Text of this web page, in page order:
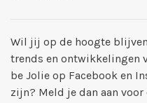
Wil jij op de hoogte
trends en ontwikkelingen
be Jolie op Facebook en
zijn? Meld je dan aan